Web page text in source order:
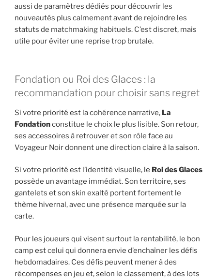
aussi de paramètres dédiés pour découvrir les
nouveautés plus calmement avant de rejoindre les
statuts de matchmaking habituels. C’est discret, mais
utile pour éviter une reprise trop brutale.
Fondation ou Roi des Glaces : la
recommandation pour choisir sans regret
Si votre priorité est la cohérence narrative, La
Fondationconstitue le choix le plus lisible. Son retour,
ses accessoires à retrouver et son rôle face au
Voyageur Noir donnent une direction claire à la saison.
Si votre priorité est l’identité visuelle, le Roi des Glaces
possède un avantage immédiat. Son territoire, ses
gantelets et son skin exalté portent fortement le
thème hivernal, avec une présence marquée sur la
carte.
Pour les joueurs qui visent surtout la rentabilité, le bon
camp est celui qui donnera envie d’enchaîner les défis
hebdomadaires. Ces défis peuvent mener à des
récompenses en jeu et, selon le classement, à des lots